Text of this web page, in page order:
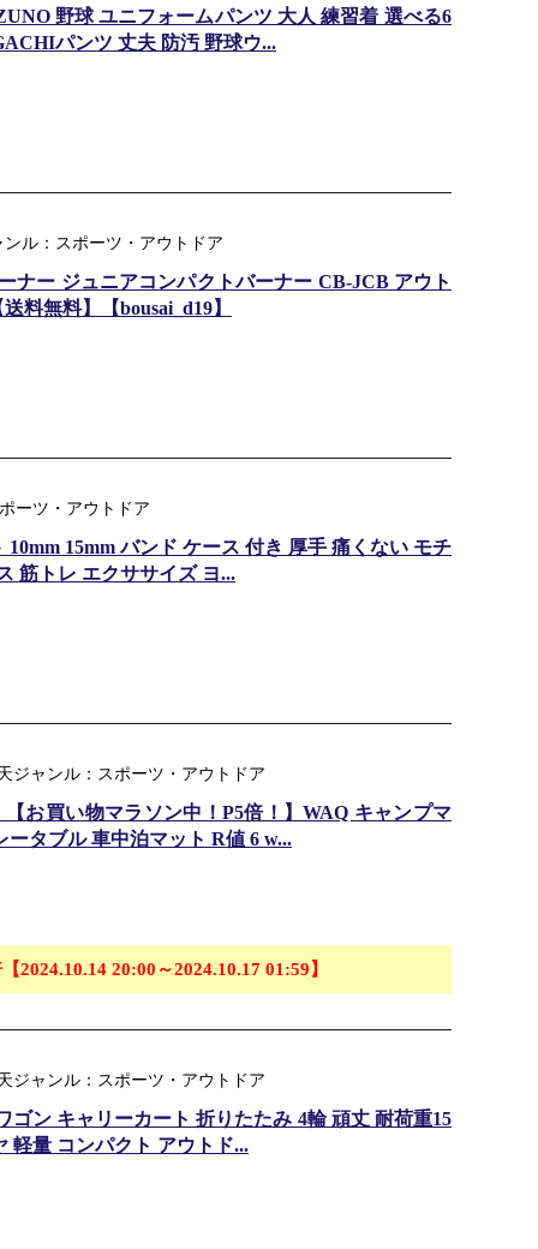
野球 ユニフォームパンツ 大人 練習着 選べる6
パンツ 丈夫 防汚 野球ウ...
ル：スポーツ・アウトドア
ナー ジュニアコンパクトバーナー CB-JCB アウト
料無料】【bousai_d19】
ーツ・アウトドア
15mm バンド ケース 付き 厚手 痛くない モチ
筋トレ エクササイズ ヨ...
ジャンル：スポーツ・アウトドア
お買い物マラソン中！P5倍！】WAQ キャンプマ
タブル 車中泊マット R値 6 w...
2024.10.14 20:00～2024.10.17 01:59】
ジャンル：スポーツ・アウトドア
ゴン キャリーカート 折りたたみ 4輪 頑丈 耐荷重15
軽量 コンパクト アウトド...